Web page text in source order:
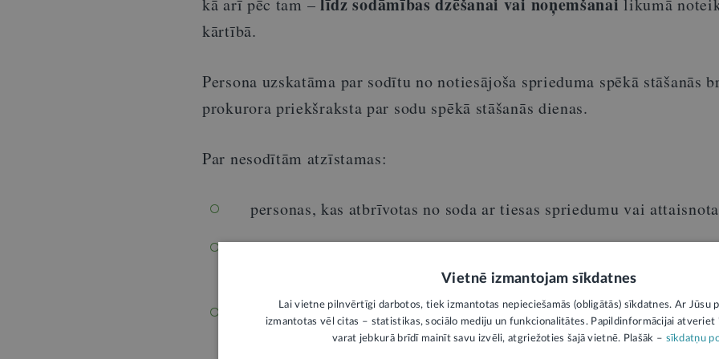
kā arī pēc tam –
likumā
kārtībā.
Persona uzskatāma par sodītu no notiesājoša sprieduma spēkā stāšanās
prokurora priekšraksta par sodu spēkā stāšanās dienas.
Par nesodītām atzīstamas:
personas, kas atbrīvotas no soda ar tiesas spriedumu vai
personas, kurām iestājies likumā paredzētais notiesājoša
nosacīti notiesātas personas–gadu pēc pārbaudes laika beigām,
papildsoda piemērošanas gadījumā–gadu pēc papildsoda izciešanas
Vietnē izmantojam sīkdatnes
Lai vietne pilnvērtīgi darbotos, tiek izmantotas nepieciešamās (obligātās) sīkdatnes. Ar Jūsu
izmantotas vēl citas – statistikas, sociālo mediju un funkcionalitātes. Papildinformācijai atveriet
varat jebkurā brīdī mainīt savu izvēli, atgriežoties šajā vietnē. Plašāk – sīkdatņu